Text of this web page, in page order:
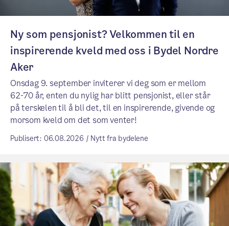
Ny som pensjonist? Velkommen til en
inspirerende kveld med oss i Bydel Nordre
Aker
Onsdag 9. september inviterer vi deg som er mellom
62-70 år, enten du nylig har blitt pensjonist, eller står
på terskelen til å bli det, til en inspirerende, givende og
morsom kveld om det som venter!
Publisert: 06.08.2026 / Nytt fra bydelene